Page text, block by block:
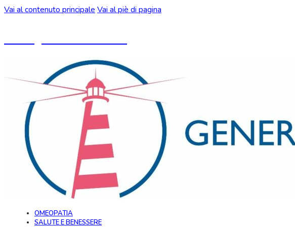
Vai al contenuto principale Vai al piè di pagina
OMEOPATIA
SALUTE E BENESSERE